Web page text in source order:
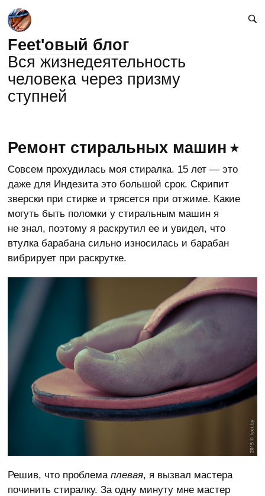
Feet'овый блог
Вся жизнедеятельность
человека через призму
ступней
Ремонт стиральных машин
Совсем прохудилась моя стиралка. 15 лет — это
даже для Индезита это большой срок. Скрипит
зверски при стирке и трясется при отжиме. Какие
могуть быть поломки у стиральным машин я
не знал, поэтому я раскрутил ее и увидел, что
втулка барабана сильно износилась и барабан
вибрирует при раскрутке.
Решив, что проблемаплевая, я вызвал мастера
починить стиралку. За одну минуту мне мастер